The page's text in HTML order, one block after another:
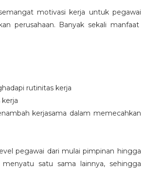
motivasi kerja untuk pegawai
perusahaan. Banyak sekali manfaat
rutinitas kerja
kerjasama dalam memecahkan
pegawai dari mulai pimpinan hingga
satu sama lainnya, sehingga